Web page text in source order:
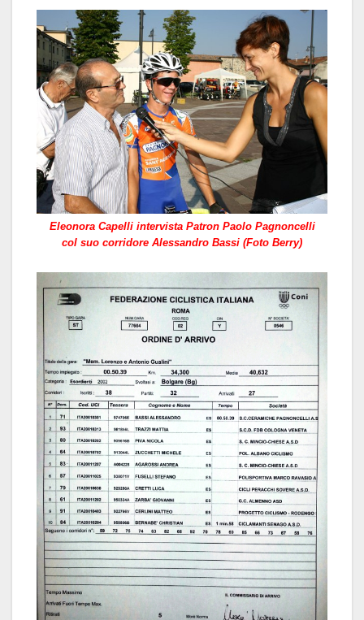
Eleonora Capelli intervista Patron Paolo Pagnoncelli
col suo corridore Alessandro Bassi (Foto Berry)